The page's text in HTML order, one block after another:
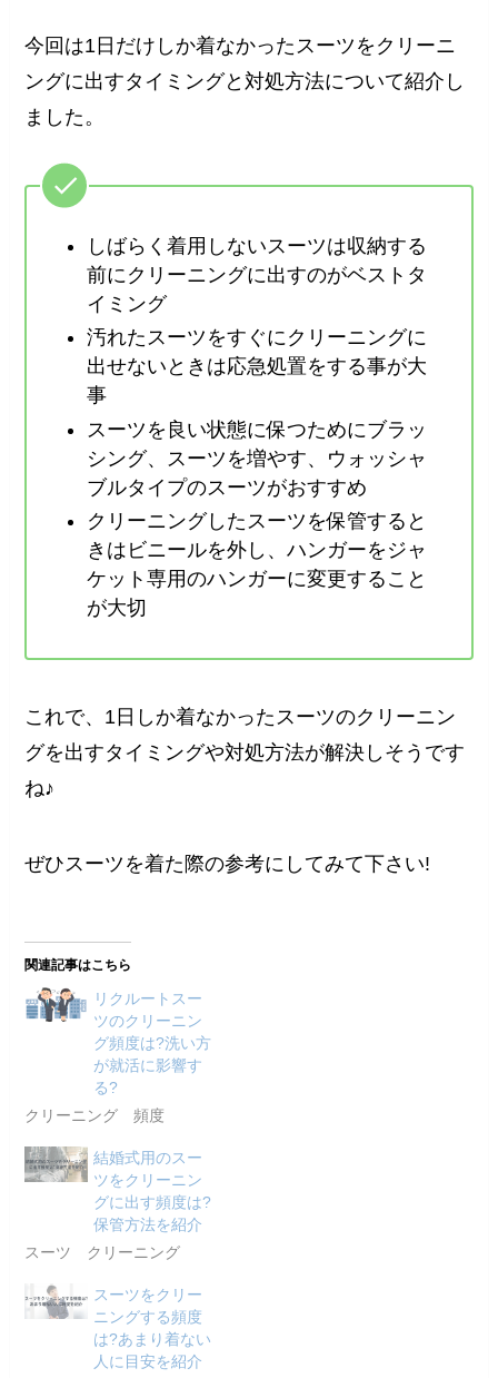
今回は1日だけしか着なかったスーツをクリーニ
ングに出すタイミングと対処方法について紹介し
ました。
しばらく着用しないスーツは収納する
前にクリーニングに出すのがベストタ
イミング
汚れたスーツをすぐにクリーニングに
出せないときは応急処置をする事が大
事
スーツを良い状態に保つためにブラッ
シング、スーツを増やす、ウォッシャ
ブルタイプのスーツがおすすめ
クリーニングしたスーツを保管すると
きはビニールを外し、ハンガーをジャ
ケット専用のハンガーに変更すること
が大切
これで、1日しか着なかったスーツのクリーニン
グを出すタイミングや対処方法が解決しそうです
ね♪
ぜひスーツを着た際の参考にしてみて下さい!
関連記事はこちら
リクルートスー
ツのクリーニン
グ頻度は?洗い方
が就活に影響す
る?
クリーニング 頻度
結婚式用のスー
ツをクリーニン
グに出す頻度は?
保管方法を紹介
スーツ クリーニング
スーツをクリー
ニングする頻度
は?あまり着ない
人に目安を紹介